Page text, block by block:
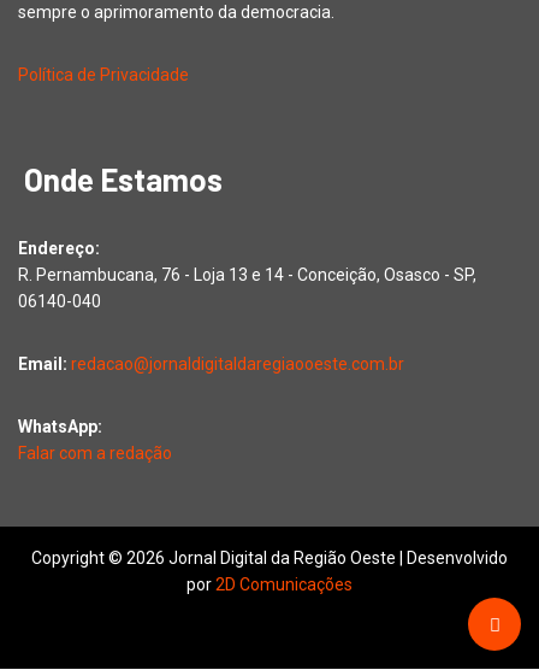
sempre o aprimoramento da democracia.
Política de Privacidade
Onde Estamos
Endereço:
R. Pernambucana, 76 - Loja 13 e 14 - Conceição, Osasco - SP,
06140-040
Email: redacao@jornaldigitaldaregiaooeste.com.br
WhatsApp:
Falar com a redação
Copyright © 2026 Jornal Digital da Região Oeste | Desenvolvido
por2D Comunicações